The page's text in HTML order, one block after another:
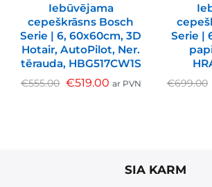
Iebūvējama
cepeškrāsns Bosch
Serie | 6, 60x60cm, 3D
Hotair, AutoPilot, Ner.
tērauda, HBG517CW1S
€555.00 €519.00 ar PVN
Serie |
€699.00
SIA KARM